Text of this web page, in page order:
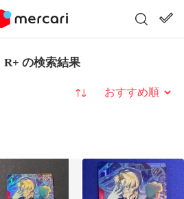
の検索結果
並び替え